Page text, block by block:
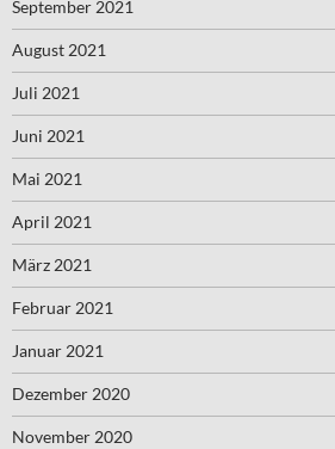
September 2021
August 2021
Juli 2021
Juni 2021
Mai 2021
April 2021
März 2021
Februar 2021
Januar 2021
Dezember 2020
November 2020